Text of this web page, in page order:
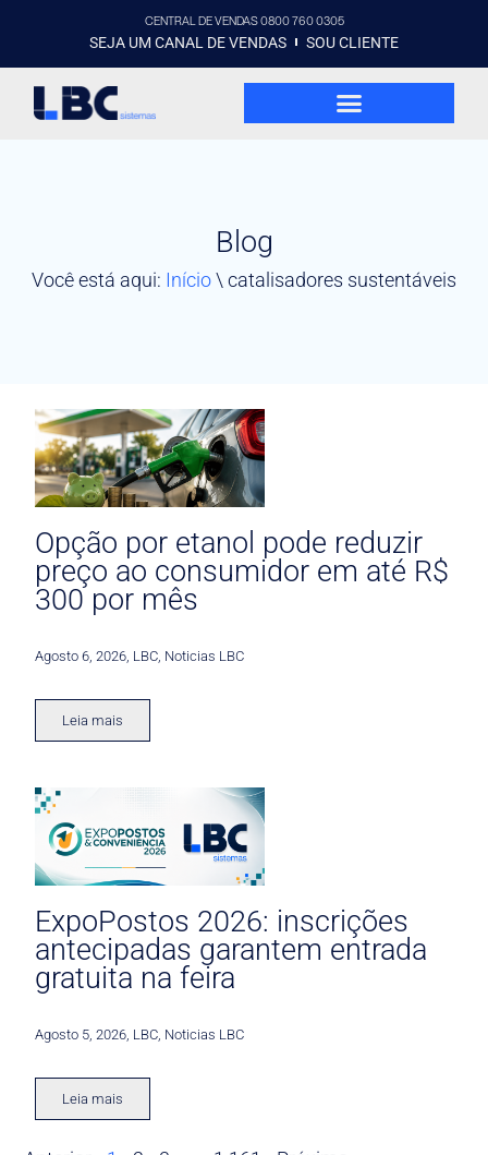
CENTRAL DE VENDAS 0800 760 0305
SEJA UM CANAL DE VENDAS SOU CLIENTE
Blog
Você está aqui: Início\ catalisadores sustentáveis
Opção por etanol pode reduzir
preço ao consumidor em até R$
300 por mês
Agosto 6, 2026 LBC Noticias LBC
Leia mais
ExpoPostos 2026: inscrições
antecipadas garantem entrada
gratuita na feira
Agosto 5, 2026 LBC Noticias LBC
Leia mais